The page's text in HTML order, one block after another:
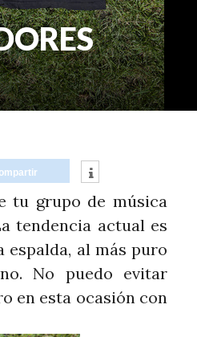
grupo de música
tendencia actual es
espalda, al más puro
No puedo evitar
en esta ocasión con